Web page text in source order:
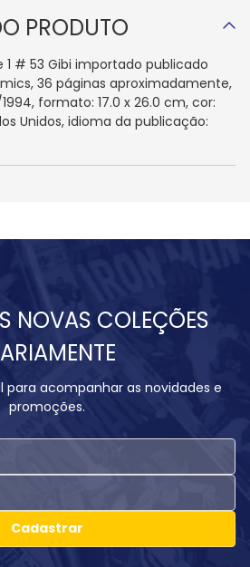
PRODUTO
1 # 53 Gibi importado publicado
36 páginas aproximadamente,
formato: 17.0 x 26.0 cm, cor:
Unidos, idioma da publicação:
NOVAS COLEÇÕES
acompanhar as novidades e
promoções.
Cadastrar